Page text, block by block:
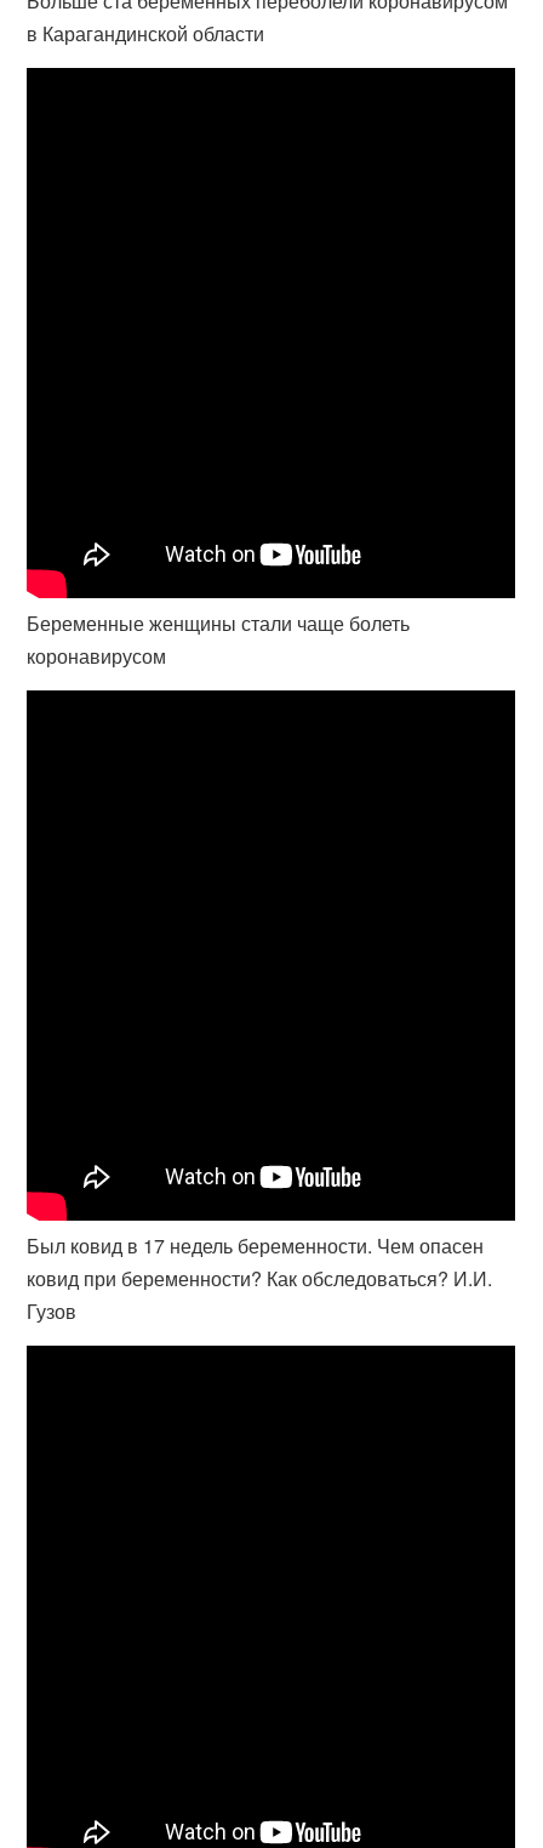
в Карагандинской области
Беременные женщины стали чаще болеть
коронавирусом
Был ковид в 17 недель беременности. Чем опасен
ковид при беременности? Как обследоваться? И.И.
Гузов